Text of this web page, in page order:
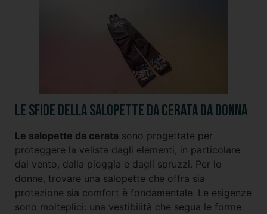
Le sfide della salopette da cerata da donna
Le salopette da cerata sono progettate per
proteggere la velista dagli elementi, in particolare
dal vento, dalla pioggia e dagli spruzzi. Per le
donne, trovare una salopette che offra sia
protezione sia comfort è fondamentale. Le esigenze
sono molteplici: una vestibilità che segua le forme